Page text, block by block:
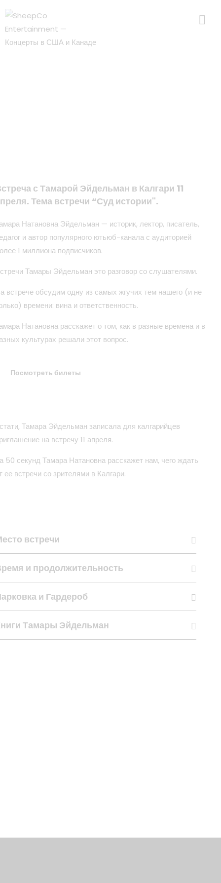
с Тамарой Эйдельман в Калгари 11
Тема встречи “Суд истории".
Натановна Эйдельман — историк, лектор, писатель,
и автор популярного ютьюб-канала с аудиторией
1 миллиона подписчиков.
Тамары Эйдельман это разговор со слушателями.
встрече обсудим одну из самых жгучих тем нашего (и не
времени: вина и ответственность.
Натановна расскажет о том, как в разные времена и в
культурах решали этот вопрос.
Посмотреть билеты
Тамара Эйдельман записала для калгарийцев
на встречу 11 апреля.
50 секунд Тамара Натановна расскажет нам, чего ждать
ее встречи со зрителями в Калгари.
встречи
и продолжительность
и Гардероб
Тамары Эйдельман